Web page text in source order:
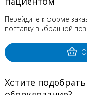
Перейдите к форме
поставку выбранной
Хотите